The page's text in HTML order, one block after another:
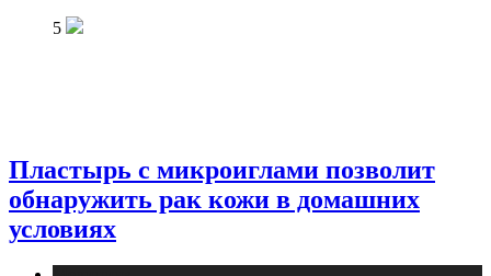
5
Пластырь с микроиглами позволит
обнаружить рак кожи в домашних
условиях